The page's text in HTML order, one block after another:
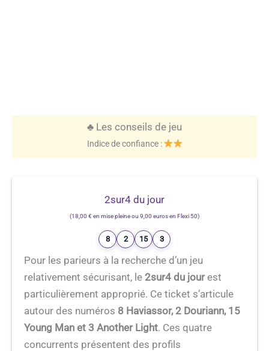
♣️ Les conseils de jeu
Indice de confiance :
2sur4 du jour
(18,00 € en mise pleine ou 9,00 euros en Flexi 50)
8 2 15 3
Pour les parieurs à la recherche d’un jeu
relativement sécurisant, le 2sur4 du jourest
particulièrement approprié. Ce ticket s’articule
autour des numéros 8 Haviassor, 2 Douriann, 15
Young Man et 3 Another Light. Ces quatre
concurrents présentent des profils